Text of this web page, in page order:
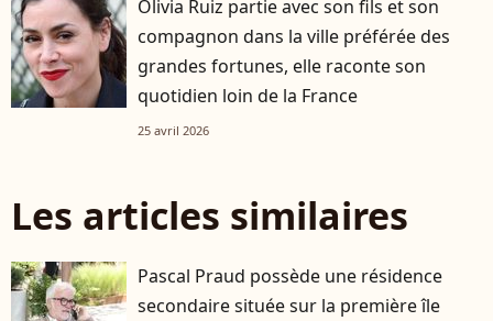
Olivia Ruiz partie avec son fils et son
compagnon dans la ville préférée des
grandes fortunes, elle raconte son
quotidien loin de la France
25 avril 2026
Les articles similaires
Pascal Praud possède une résidence
secondaire située sur la première île